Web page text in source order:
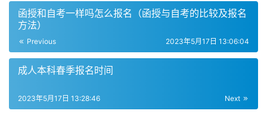
初中毕业生成人高考
初中毕业生成人高考是为初中毕业生提供的一种获得高中学
历的考试，旨在为毕业生提供更多的就业机会，并更好地满
足社会对高中毕业生的需求。初中毕业生成人高考的报名条
件如下：
函授和自考一样吗怎么报名（函授与自考的比较及报名
方法）
Previous 2023年5月17日 13:06:04
成人本科春季报名时间
Next
2023年5月17日 13:28:46